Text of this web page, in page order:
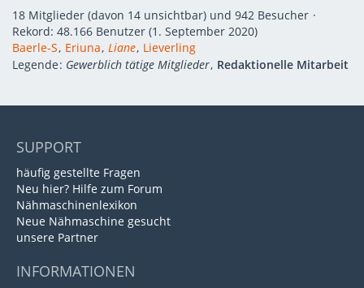
18 Mitglieder (davon 14 unsichtbar) und 942 Besucher
Rekord: 48.166 Benutzer (1. September 2020)
Baerle-S Eriuna Liane Lieverling
Legende Gewerblich tätige Mitglieder Redaktionelle Mitarbeit
SUPPORT
häufig gestellte Fragen
Neu hier? Hilfe zum Forum
Nähmaschinenlexikon
Neue Nähmaschine gesucht
unsere Partner
INFORMATIONEN